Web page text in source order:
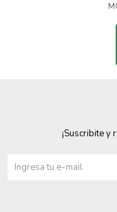
¡Suscribite y